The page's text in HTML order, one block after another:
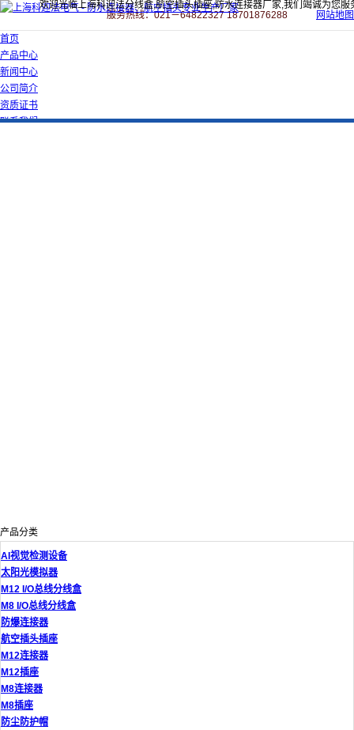
欢迎光临上海科迎法分线盒,航空插头插座,防水连接器厂家,我们竭诚为您服
服务热线：021－64822327 18701876288
网站地图
首页
产品中心
新闻中心
公司简介
资质证书
联系我们
产品分类
AI视觉检测设备
太阳光模拟器
M12 I/O总线分线盒
M8 I/O总线分线盒
防爆连接器
航空插头插座
M12连接器
M12插座
M8连接器
M8插座
防尘防护帽